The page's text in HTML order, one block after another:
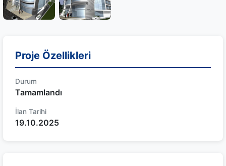
Proje Özellikleri
Durum
Tamamlandı
İlan Tarihi
19.10.2025